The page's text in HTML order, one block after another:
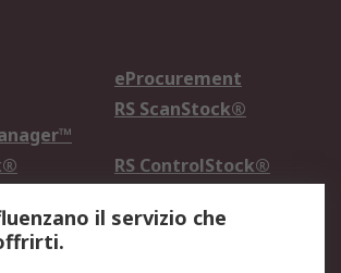
eProcurement
RS ScanStock®
RS ControlStock®
il servizio che